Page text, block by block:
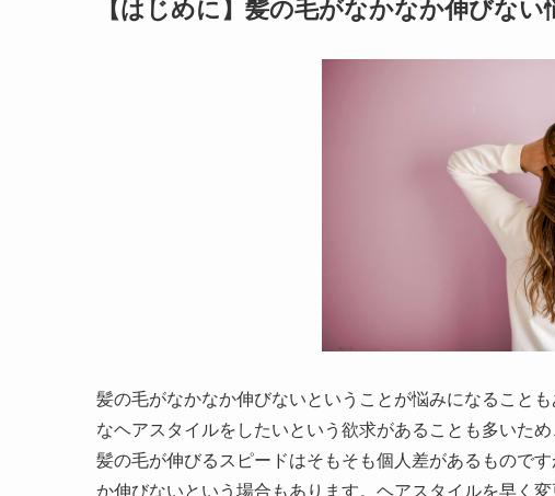
【はじめに】髪の毛がなかなか伸びない
髪の毛がなかなか伸びないということが悩みになること
なヘアスタイルをしたいという欲求があることも多いた
髪の毛が伸びるスピードはそもそも個人差があるもので
か伸びないという場合もあります。ヘアスタイルを早く